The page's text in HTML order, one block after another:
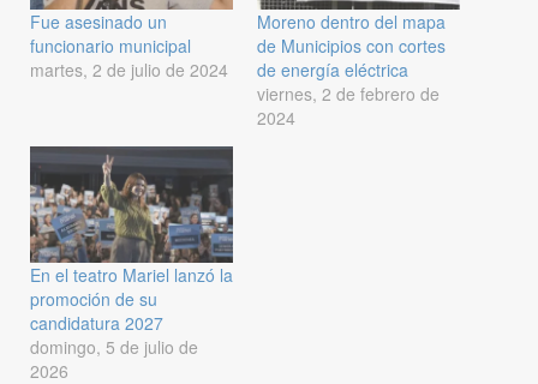
Fue asesinado un
funcionario municipal
martes, 2 de julio de 2024
Moreno dentro del mapa
de Municipios con cortes
de energía eléctrica
viernes, 2 de febrero de
2024
En el teatro Mariel lanzó la
promoción de su
candidatura 2027
domingo, 5 de julio de
2026